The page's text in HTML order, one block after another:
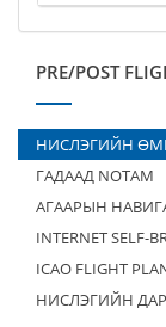
PRE/POST
НИСЛЭГИЙН
ГАДААД NOTAM
АГААРЫН
INTERNET SELF-
ICAO FLIGHT
НИСЛЭГИЙН